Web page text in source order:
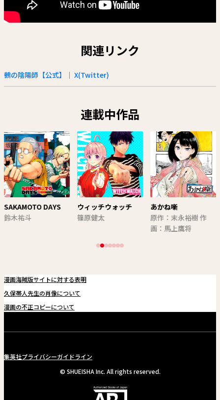
関連リンク
鵺の陰陽師【公式】｜ X(Twitter)
連載中作品
SAKAMOTO DAYS
鈴木祐斗
ウィッチウォッチ
篠原健太
あかね噺
原作：末永裕樹 作
画：馬上鷹将
漫画海賊版サイトに対する表明
久保帯人先生の肖像について
漫画の不正コピーについて
集英社プライバシーガイドライン
© SHUEISHA Inc. All rights reserved.